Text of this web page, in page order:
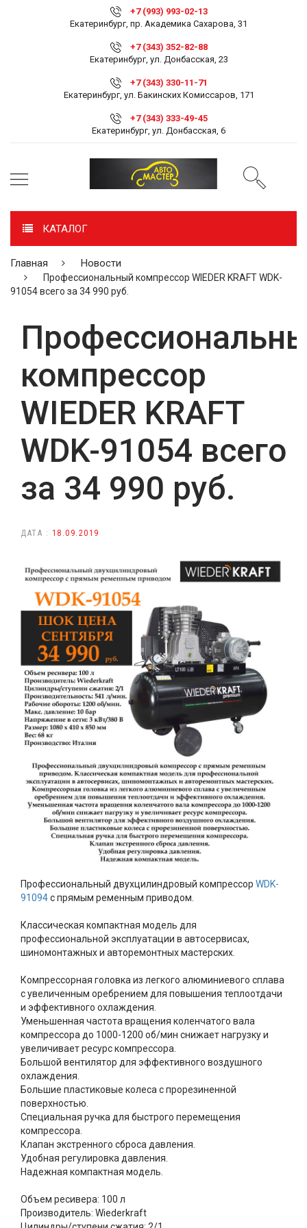
+7 (993) 993-02-13
Екатеринбург, пр. Академика Сахарова, 31
+7 (343) 352-82-88
Екатеринбург, ул. Донбасская, 23
+7 (343) 330-11-71
Екатеринбург, ул. Бакинских Комиссаров, 171
+7 (343) 333-49-45
Екатеринбург, ул. Донбасская, 6
КАТАЛОГ
Главная Новости
Профессиональный компрессор WIEDER KRAFT WDK-
91054 всего за 34 990 руб.
компрессор
WIEDER KRAFT
WDK-91054 всего
за 34 990 руб.
ДАТА : 18.09.2019
Профессиональный двухцилиндровый компрессор WDK-
91094с прямым ременным приводом.
Классическая компактная модель для
профессиональной эксплуатации в автосервисах,
шиномонтажных и авторемонтных мастерских.
Компрессорная головка из легкого алюминиевого сплава
с увеличенным оребрением для повышения теплоотдачи
и эффективного охлаждения.
Уменьшенная частота вращения коленчатого вала
компрессора до 1000-1200 об/мин снижает нагрузку и
увеличивает ресурс компрессора.
Большой вентилятор для эффективного воздушного
охлаждения.
Большие пластиковые колеса с прорезиненной
поверхностью.
Специальная ручка для быстрого перемещения
компрессора.
Клапан экстренного сброса давления.
Удобная регулировка давления.
Надежная компактная модель.
Объем ресивера: 100 л
Производитель: Wiederkraft